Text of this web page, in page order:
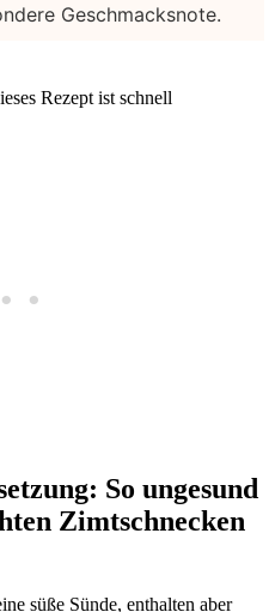
Geschmacksnote.
Rezept ist schnell
So ungesund
Zimtschnecken
süße Sünde, enthalten aber